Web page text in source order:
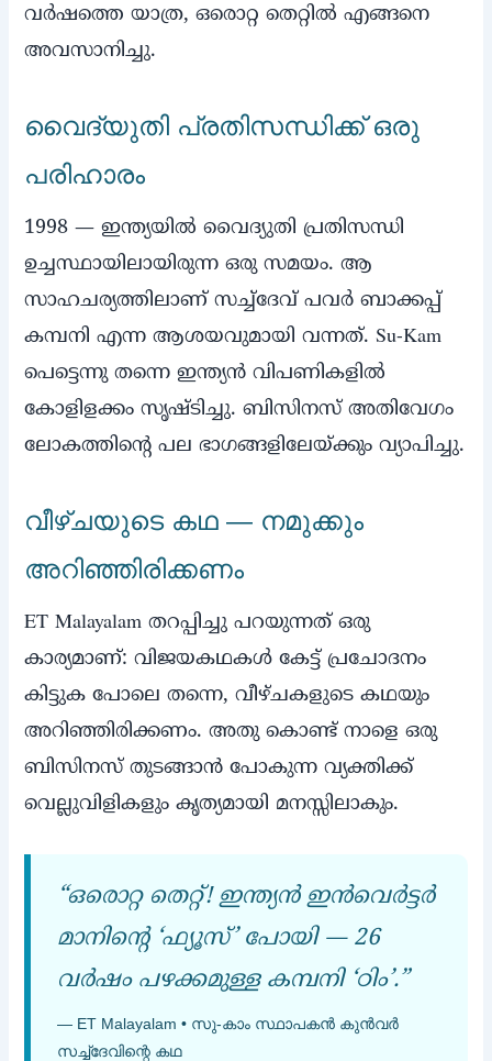
വര്‍ഷത്തെ യാത്ര, ഒരൊറ്റ തെറ്റില്‍ എങ്ങനെ
അവസാനിച്ചു.
വൈദ്യുതി പ്രതിസന്ധിക്ക് ഒരു
പരിഹാരം
1998 — ഇന്ത്യയില്‍ വൈദ്യുതി പ്രതിസന്ധി
ഉച്ചസ്ഥായിലായിരുന്ന ഒരു സമയം. ആ
സാഹചര്യത്തിലാണ് സച്ച്‌ദേവ് പവര്‍ ബാക്കപ്പ്
കമ്പനി എന്ന ആശയവുമായി വന്നത്. Su-Kam
പെട്ടെന്നു തന്നെ ഇന്ത്യന്‍ വിപണികളില്‍
കോളിളക്കം സൃഷ്ടിച്ചു. ബിസിനസ് അതിവേഗം
ലോകത്തിന്റെ പല ഭാഗങ്ങളിലേയ്ക്കും വ്യാപിച്ചു.
വീഴ്ചയുടെ കഥ — നമുക്കും
അറിഞ്ഞിരിക്കണം
ET Malayalam തറപ്പിച്ചു പറയുന്നത് ഒരു
കാര്യമാണ്: വിജയകഥകള്‍ കേട്ട് പ്രചോദനം
കിട്ടുക പോലെ തന്നെ, വീഴ്ചകളുടെ കഥയും
അറിഞ്ഞിരിക്കണം. അതു കൊണ്ട് നാളെ ഒരു
ബിസിനസ് തുടങ്ങാന്‍ പോകുന്ന വ്യക്തിക്ക്
വെല്ലുവിളികളും കൃത്യമായി മനസ്സിലാകും.
“ഒരൊറ്റ തെറ്റ്! ഇന്ത്യന്‍ ഇന്‍വെര്‍ട്ടര്‍
മാനിന്റെ ‘ഫ്യൂസ്’ പോയി — 26
വര്‍ഷം പഴക്കമുള്ള കമ്പനി ‘ഠിം’.”
— ET Malayalam • സു-കാം സ്ഥാപകന്‍ കുന്‍വര്‍
സച്ച്‌ദേവിന്റെ കഥ